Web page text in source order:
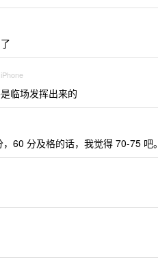
临场发挥出来的
60 分及格的话，我觉得 70-75 吧。